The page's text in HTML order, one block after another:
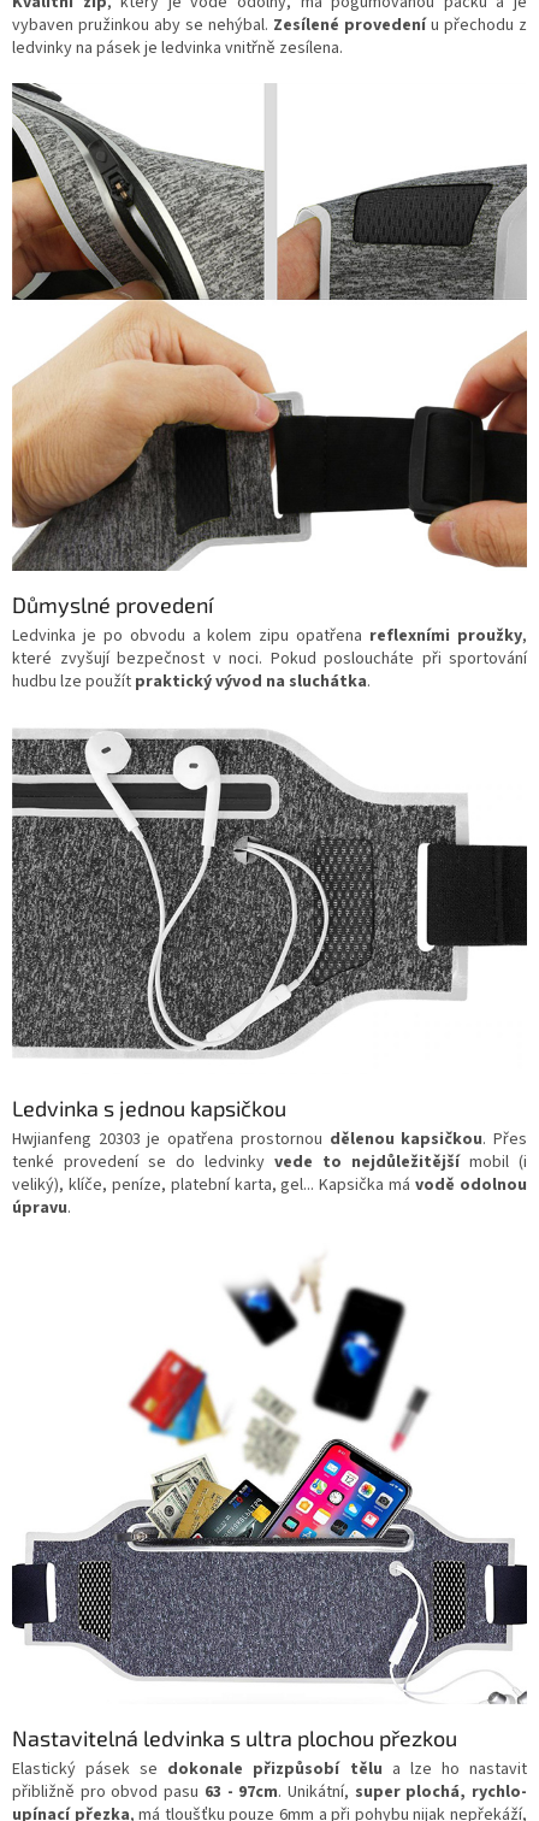
vybaven pružinkou aby se nehýbal. Zesílené provedeníu přechodu z
ledvinky na pásek je ledvinka vnitřně zesílena.
Důmyslné provedení
Ledvinka je po obvodu a kolem zipu opatřena reflexními proužky,
které zvyšují bezpečnost v noci. Pokud posloucháte při sportování
hudbu lze použít praktický vývod na sluchátka.
Ledvinka s jednou kapsičkou
Hwjianfeng 20303 je opatřena prostornou dělenou kapsičkou. Přes
tenké provedení se do ledvinky vede to nejdůležitějšímobil (i
veliký), klíče, peníze, platební karta, gel... Kapsička mávodě odolnou
úpravu.
Nastavitelná ledvinka s ultra plochou přezkou
Elastický pásek se dokonale přizpůsobí tělu a lze ho nastavit
přibližně pro obvod pasu 63 - 97cm. Unikátní, super plochá, rychlo-
upínací přezka, má tloušťku pouze 6mm a při pohybu nijak nepřekáží,